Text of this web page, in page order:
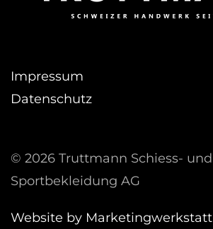
Impressum
Datenschutz
© 2026 Truttmann Schiess- und
Sportbekleidung AG
Website by Marketingwerkstatt